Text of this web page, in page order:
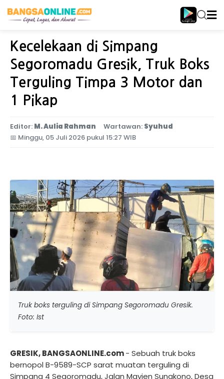
Home Jawa Timur
Kecelekaan di Simpang
Segoromadu Gresik, Truk Boks
Terguling Timpa 3 Motor dan
1 Pikap
Editor: M. Aulia Rahman Wartawan: Syuhud
📅 Minggu, 05 Juli 2026 pukul 15:27 WIB
Truk boks terguling di Simpang Segoromadu Gresik.
Foto: Ist
GRESIK, BANGSAONLINE.com- Sebuah truk boks
bernopol B-9589-SCP sarat muatan terguling di
Simpang 4 Segoromadu, Jalan Mayjen Sungkono, Desa